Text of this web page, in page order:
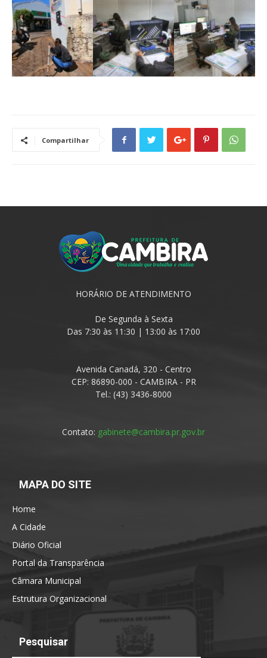
Compartilhar
HORÁRIO DE ATENDIMENTO
De Segunda à Sexta
Das 7:30 às 11:30 | 13:00 às 17:00
Avenida Canadá, 320 - Centro
CEP: 86890-000 - CAMBIRA - PR
Tel.: (43) 3436-8000
Contato: gabinete@cambira.pr.gov.br
MAPA DO SITE
Home
A Cidade
Diário Oficial
Portal da Transparência
Câmara Municipal
Estrutura Organizacional
Pesquisar